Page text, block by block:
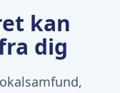
kan
dig